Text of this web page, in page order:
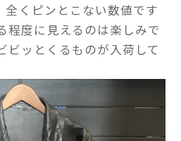
くピンとこない数値です
程度に見えるのは楽しみで
ビッとくるものが入荷して